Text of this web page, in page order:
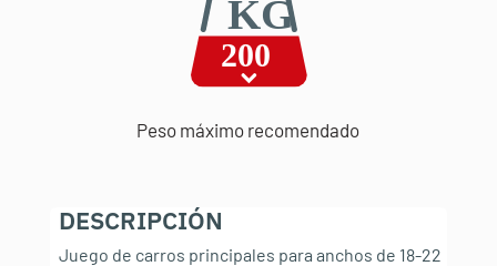
Peso máximo recomendado
DESCRIPCIÓN
Juego de carros principales para anchos de 18-22